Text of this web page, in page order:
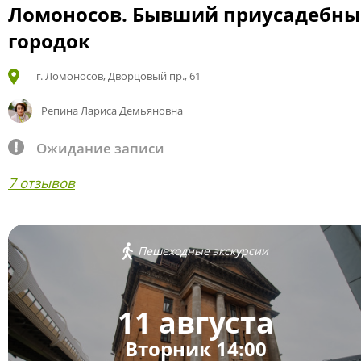
Ломоносов. Бывший
городок
г. Ломоносов, Дворцовый пр., 61
Репина Лариса Демьяновна
Ожидание записи
7 отзывов
Пешеходные экскурсии
11 августа
Вторник 14:00